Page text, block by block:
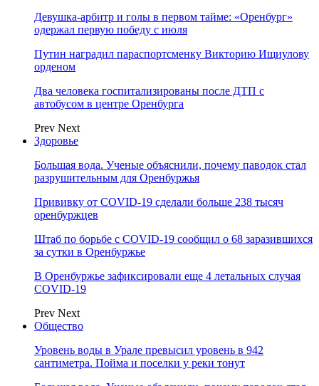
Девушка-арбитр и голы в первом тайме: «Оренбург»
одержал первую победу с июля
Путин наградил параспортсменку Викторию Ищиулову
орденом
Два человека госпитализированы после ДТП с
автобусом в центре Оренбурга
Prev Next
Здоровье
Большая вода. Ученые объяснили, почему паводок стал
разрушительным для Оренбуржья
Прививку от COVID-19 сделали больше 238 тысяч
оренбуржцев
Штаб по борьбе с СOVID-19 сообщил о 68 заразившихся
за сутки в Оренбуржье
В Оренбуржье зафиксировали еще 4 летальных случая
COVID-19
Prev Next
Общество
Уровень воды в Урале превысил уровень в 942
сантиметра. Пойма и поселки у реки тонут